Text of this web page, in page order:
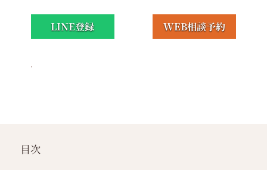
LINE登録 WEB相談予約
目次